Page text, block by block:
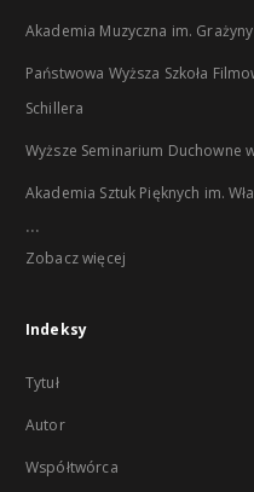
Akademia Muzyczna im.
Państwowa Wyższa Szkoła
Schillera
Wyższe Seminarium Duchowne
Akademia Sztuk Pięknych im.
...
Zobacz więcej
Indeksy
Tytuł
Autor
Współtwórca